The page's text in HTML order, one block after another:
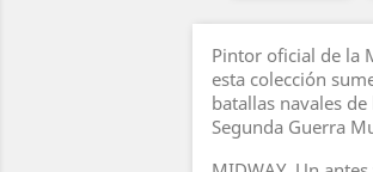
Pintor oficial de la
esta colección
batallas navales
Segunda Guerra